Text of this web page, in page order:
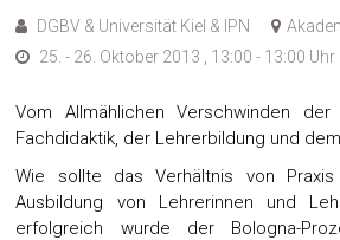
DGBV & Universität Kiel & IPN
25. - 26. Oktober 2013 , 13:00 - 13:00 Uhr
Vom Allmählichen Verschwinden
Fachdidaktik, der Lehrerbildung und
Wie sollte das Verhältnis von
Ausbildung von Lehrerinnen und
erfolgreich wurde der Bologna-